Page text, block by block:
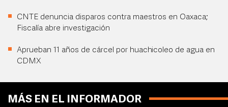
CNTE denuncia disparos contra maestros en Oaxaca;
Fiscalía abre investigación
Aprueban 11 años de cárcel por huachicoleo de agua en
CDMX
MÁS EN EL INFORMADOR